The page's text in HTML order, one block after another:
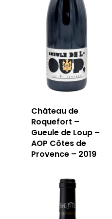
Château de
Roquefort –
Gueule de Loup –
AOP Côtes de
Provence – 2019